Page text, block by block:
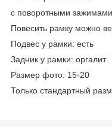
с поворотными зажимами
Повесить рамку можно
Подвес у рамки: есть
Задник у рамки: оргалит
Размер фото: 15-20
Только стандартный